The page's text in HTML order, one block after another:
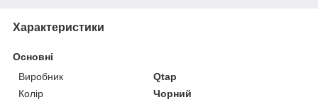
Характеристики
Основні
Виробник
Qtap
Колір
Чорний